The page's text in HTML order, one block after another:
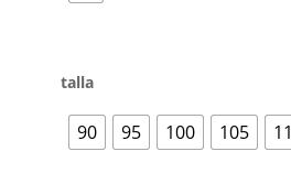
talla
90 95 100 105